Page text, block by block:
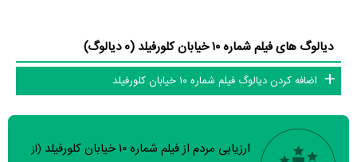
دیالوگ های فیلم شماره ۱۰ خیابان کلورفیلد (0 دیالوگ)
اضافه کردن دیالوگ فیلم شماره ۱۰ خیابان کلورفیلد
سوالات نظرسنجی ( 8 سوال)ارزیابی مردم از فیلم شماره ۱۰ خیابان کلورفیلد
(از